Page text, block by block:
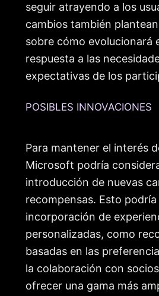
seguir atrayendo a los
cambios también
sobre cómo evolucionará
respuesta a las
expectativas de los
POSIBLES INNOVACIONES
Para mantener el interés
Microsoft podría
introducción de nuevas
recompensas. Esto podría
incorporación de
personalizadas, como
basadas en las
la colaboración con
ofrecer una gama más